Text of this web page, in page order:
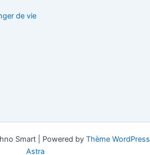
de vie
Smart | Powered by Thème WordPress
Astra